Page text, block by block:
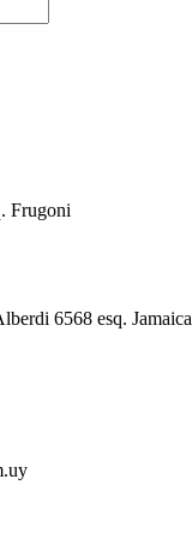
Frugoni
6568 esq. Jamaica